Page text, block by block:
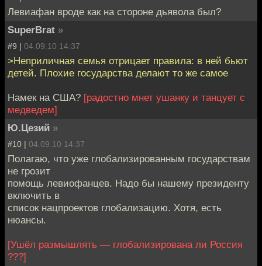
Левиафан вроде как на стороне дьявола был?
SuperBrat »
#9 | 04.09.10 14:37
>Неприличная семья отрицает правила: в ней бьют
детей. Плохие государства делают то же самое
Намек на США? [радостно мнет ушанку и танцует с
медведем]
Ю.Цезий »
#10 | 04.09.10 14:37
Полагаю, что уже глобализированным государствам
не грозит
помощь левиофанцев. Надо бы нашему президенту
включить в
список нацпроектов глобализацию. Хотя, есть
нюансы.
[Ушёл размышлять — глобализирована ли Россия
???]